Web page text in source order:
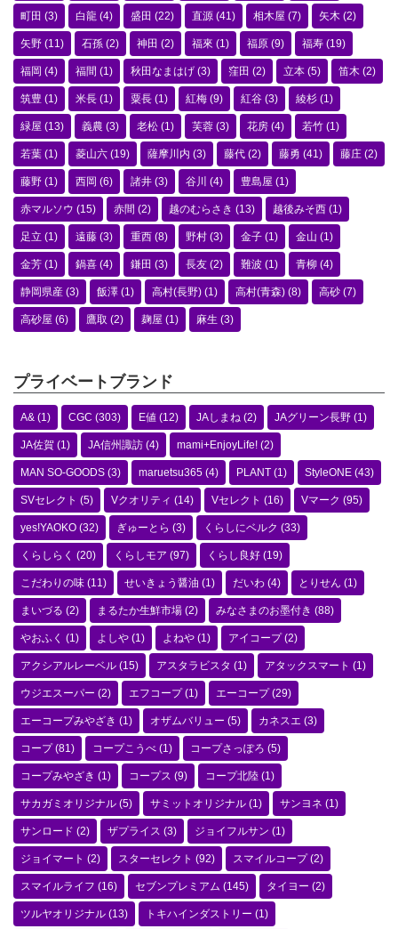
町田 (3) 白龍 (4) 盛田 (22) 直源 (41) 相木屋 (7) 矢木 (2)
矢野 (11) 石孫 (2) 神田 (2) 福來 (1) 福原 (9) 福寿 (19)
福岡 (4) 福間 (1) 秋田なまはげ (3) 窪田 (2) 立本 (5) 笛木 (2)
筑豊 (1) 米長 (1) 粟長 (1) 紅梅 (9) 紅谷 (3) 綾杉 (1)
緑屋 (13) 義農 (3) 老松 (1) 芙蓉 (3) 花房 (4) 若竹 (1)
若葉 (1) 菱山六 (19) 薩摩川内 (3) 藤代 (2) 藤勇 (41) 藤庄 (2)
藤野 (1) 西岡 (6) 諸井 (3) 谷川 (4) 豊島屋 (1)
赤マルソウ (15) 赤間 (2) 越のむらさき (13) 越後みそ西 (1)
足立 (1) 遠藤 (3) 重西 (8) 野村 (3) 金子 (1) 金山 (1)
金芳 (1) 鍋喜 (4) 鎌田 (3) 長友 (2) 難波 (1) 青柳 (4)
静岡県産 (3) 飯澤 (1) 高村(長野) (1) 高村(青森) (8) 高砂 (7)
高砂屋 (6) 鷹取 (2) 麹屋 (1) 麻生 (3)
プライベートブランド
A& (1) CGC (303) E値 (12) JAしまね (2) JAグリーン長野 (1)
JA佐賀 (1) JA信州諏訪 (4) mami+EnjoyLife! (2)
MAN SO-GOODS (3) maruetsu365 (4) PLANT (1) StyleONE (43)
SVセレクト (5) Vクオリティ (14) Vセレクト (16) Vマーク (95)
yes!YAOKO (32) ぎゅーとら (3) くらしにベルク (33)
くらしらく (20) くらしモア (97) くらし良好 (19)
こだわりの味 (11) せいきょう醤油 (1) だいわ (4) とりせん (1)
まいづる (2) まるたか生鮮市場 (2) みなさまのお墨付き (88)
やおふく (1) よしや (1) よねや (1) アイコープ(2)
アクシアルレーベル (15) アスタラビスタ (1) アタックスマート (1)
ウジエスーパー (2) エフコープ(1) エーコープ(29)
エーコープみやざき (1) オザムバリュー (5) カネスエ (3)
コープ(81) コープこうべ (1) コープさっぽろ (5)
コープみやざき (1) コープス (9) コープ北陸 (1)
サカガミオリジナル (5) サミットオリジナル (1) サンヨネ (1)
サンロード (2) ザプライス (3) ジョイフルサン (1)
ジョイマート (2) スターセレクト (92) スマイルコープ(2)
スマイルライフ (16) セブンプレミアム (145) タイヨー (2)
ツルヤオリジナル (13) トキハインダストリー (1)